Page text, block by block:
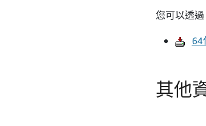
您可以透
64
其他